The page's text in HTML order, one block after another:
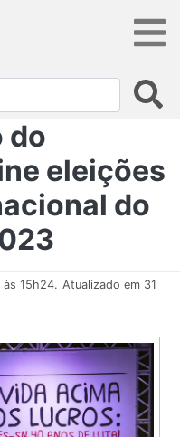
do
eleições
do
às 15h24. Atualizado em 31